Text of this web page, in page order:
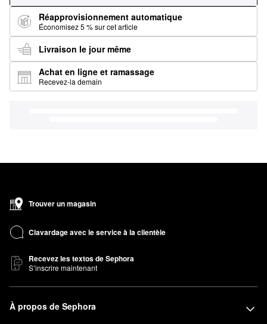
Réapprovisionnement automatique
Économisez 5 % sur cet article
Livraison le jour même
Achat en ligne et ramassage
Recevez-la demain
Trouver un magasin
Clavardage avec le service à la clientèle
Recevez les textos de Sephora
S’inscrire maintenant
À propos de Sephora